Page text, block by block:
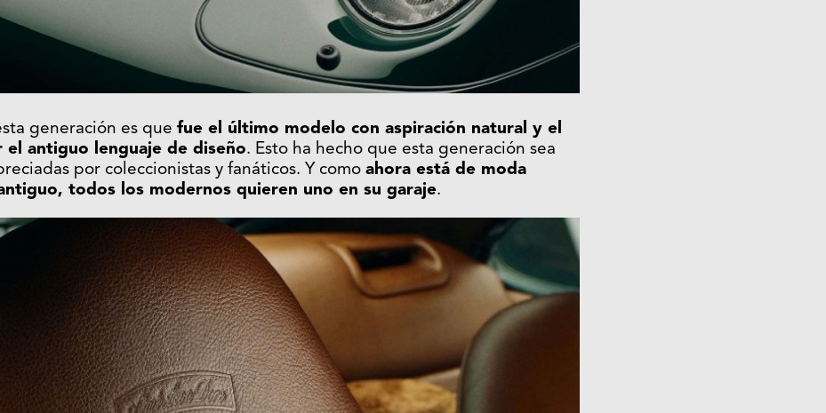
generación es que fue el último modelo con aspiración natural y el
antiguo lenguaje de diseño. Esto ha hecho que esta generación sea
por coleccionistas y fanáticos. Y como ahora está de moda
todos los modernos quieren uno en su garaje.